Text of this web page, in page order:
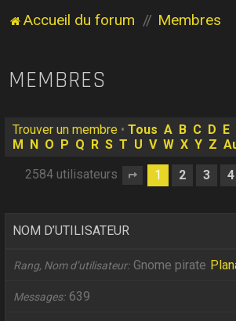
Accueil du forum Membres
MEMBRES
Trouver un membre •Tous A B C D E
M
N O P Q R S T U V W X Y Z
2584 utilisateurs Page 1sur52
1 2 3 4
NOM D’UTILISATEUR
Rang, Nom d’utilisateur Gnome pirate
Messages 639